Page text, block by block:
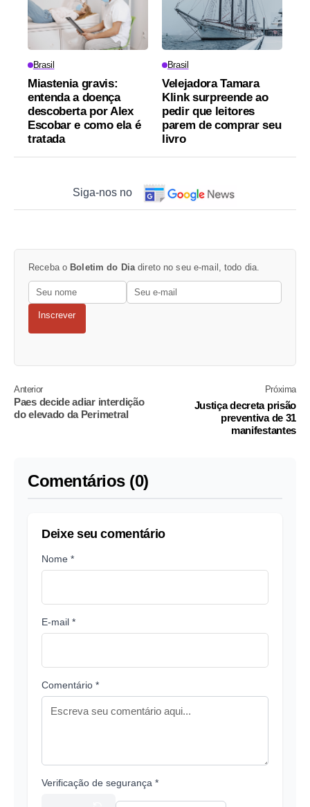
Brasil
Miastenia gravis:
entenda a doença
descoberta por Alex
Escobar e como ela é
tratada
Brasil
Velejadora Tamara
Klink surpreende ao
pedir que leitores
parem de comprar seu
livro
Siga-nos no
Receba o Boletim do Dia direto no seu e-mail, todo dia.
Inscrever
Anterior
Paes decide adiar interdição
do elevado da Perimetral
Próxima
Justiça decreta prisão
preventiva de 31
manifestantes
Comentários (0)
Deixe seu comentário
Nome *
E-mail *
Comentário *
Verificação de segurança *